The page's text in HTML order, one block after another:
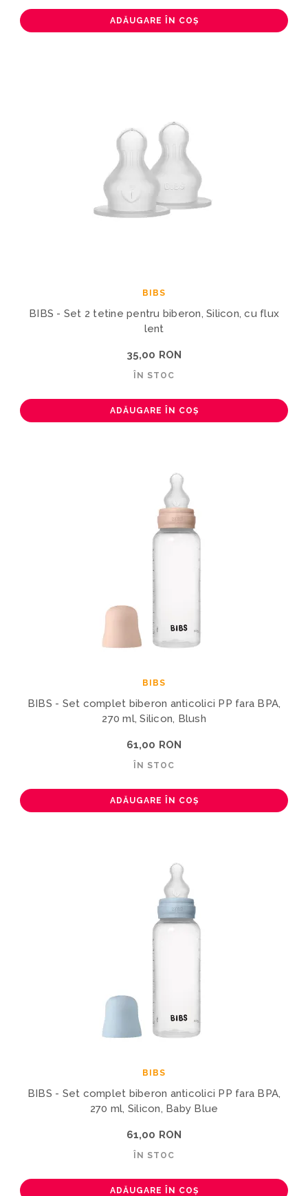
ADĂUGARE ÎN COȘ
BIBS
BIBS - Set 2 tetine pentru biberon, Silicon, cu flux
lent
35,00 RON
ÎN STOC
ADĂUGARE ÎN COȘ
BIBS
BIBS - Set complet biberon anticolici PP fara BPA,
270 ml, Silicon, Blush
61,00 RON
ÎN STOC
ADĂUGARE ÎN COȘ
BIBS
BIBS - Set complet biberon anticolici PP fara BPA,
270 ml, Silicon, Baby Blue
61,00 RON
ÎN STOC
ADĂUGARE ÎN COȘ